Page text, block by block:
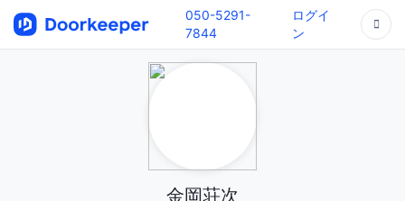
050-5291-
7844
ログイ
ン
金岡荘次